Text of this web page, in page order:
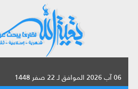
06 آب 2026 الموافق لـ 22 صفر 1448